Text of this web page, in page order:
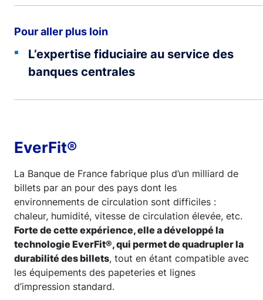
Pour aller plus loin
L’expertise fiduciaire au service des
banques centrales
EverFit®
La Banque de France fabrique plus d’un milliard de
billets par an pour des pays dont les
environnements de circulation sont difficiles :
chaleur, humidité, vitesse de circulation élevée, etc.
Forte de cette expérience, elle a développé la
technologie EverFit®, qui permet de quadrupler la
durabilité des billets, tout en étant compatible avec
les équipements des papeteries et lignes
d’impression standard.